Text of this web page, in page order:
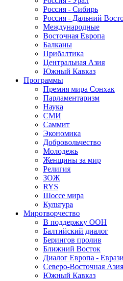
Россия - Сибирь
Россия - Дальний
Международные
Восточная Европа
Балканы
Прибалтика
Центральная Азия
Южный Кавказ
Программы
Премия мира Сонхак
Парламентаризм
Наука
СМИ
Саммит
Экономика
Добровольчество
Молодежь
Женщины за мир
Религия
ЗОЖ
RYS
Шоссе мира
Культура
Миротворчество
В поддержку ООН
Балтийский диалог
Берингов пролив
Ближний Восток
Диалог Европа -
Северо-Восточная Азия
Южный Кавказ